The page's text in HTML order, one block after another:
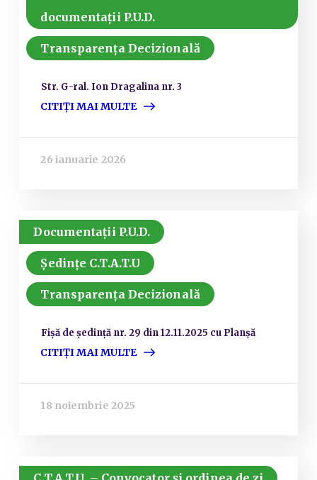
documentații P.U.D.
Transparența Decizională
Str. G-ral. Ion Dragalina nr. 3
CITIȚI MAI MULTE
26 ianuarie 2026
Documentații P.U.D.
Ședințe C.T.A.T.U
Transparența Decizională
Fișă de ședință nr. 29 din 12.11.2025 cu Planșă
CITIȚI MAI MULTE
18 noiembrie 2025